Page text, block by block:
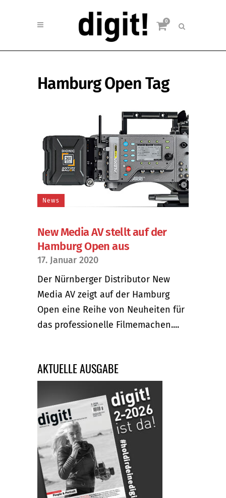
0
Hamburg Open Tag
News
New Media AV stellt auf der
Hamburg Open aus
17. Januar 2020
Der Nürnberger Distributor New
Media AV zeigt auf der Hamburg
Open eine Reihe von Neuheiten für
das professionelle Filmemachen....
AKTUELLE AUSGABE